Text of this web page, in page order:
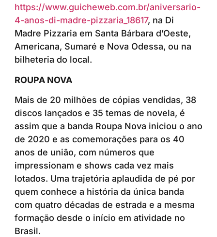
https://www.guicheweb.com.br/aniversario-
4-anos-di-madre-pizzaria_18617, na Di
Madre Pizzaria em Santa Bárbara d’Oeste,
Americana, Sumaré e Nova Odessa, ou na
bilheteria do local.
ROUPA NOVA
Mais de 20 milhões de cópias vendidas, 38
discos lançados e 35 temas de novela, é
assim que a banda Roupa Nova iniciou o ano
de 2020 e as comemorações para os 40
anos de união, com números que
impressionam e shows cada vez mais
lotados. Uma trajetória aplaudida de pé por
quem conhece a história da única banda
com quatro décadas de estrada e a mesma
formação desde o início em atividade no
Brasil.